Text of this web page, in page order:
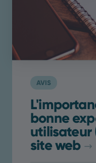
AVIS
bonne
utilisateur
site web